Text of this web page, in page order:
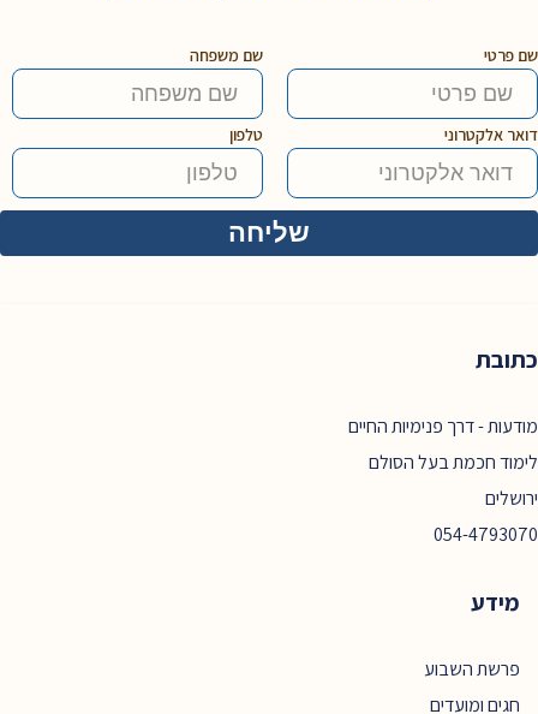
שם פרטי שם משפחה
דואר אלקטרוני טלפון
כתובת
מודעות - דרך פנימיות החיים
לימוד חכמת בעל הסולם
ירושלים
054-4793070
מידע
פרשת השבוע
חגים ומועדים